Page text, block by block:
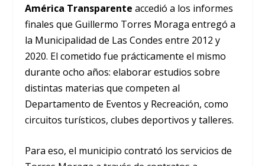
América Transparente accedió a los informes
finales que Guillermo Torres Moraga entregó a
la Municipalidad de Las Condes entre 2012 y
2020. El cometido fue prácticamente el mismo
durante ocho años: elaborar estudios sobre
distintas materias que competen al
Departamento de Eventos y Recreación, como
circuitos turísticos, clubes deportivos y talleres.
Para eso, el municipio contrató los servicios de